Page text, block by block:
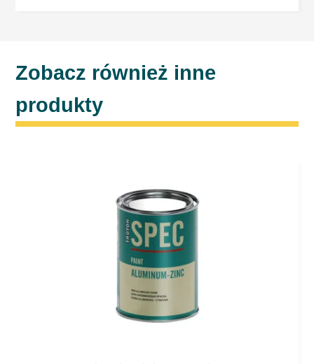
Zobacz również inne
produkty